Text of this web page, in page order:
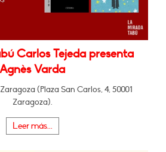
Carlos Tejeda presenta
Agnès Varda
(Plaza San Carlos, 4, 50001
Zaragoza).
Leer más...